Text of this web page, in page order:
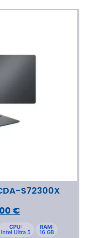
S72300X
€
CPU:
Intel Ultra 5
RAM:
16 GB